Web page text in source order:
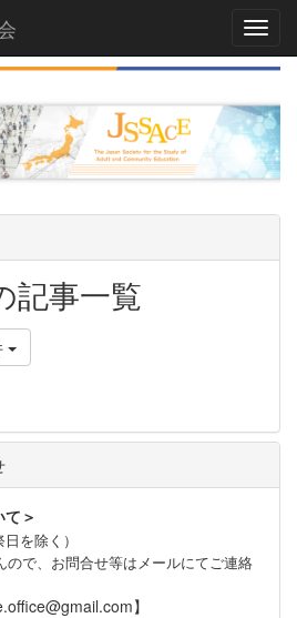
記事一覧
て＞
を除く）
ので、お問合せ等はメールにてご連絡
】